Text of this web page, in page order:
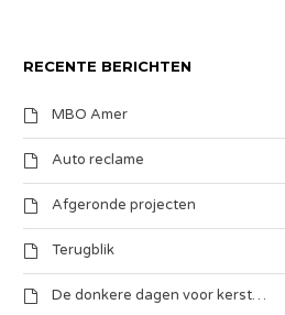
RECENTE BERICHTEN
MBO Amer
Auto reclame
Afgeronde projecten
Terugblik
De donkere dagen voor kerst…